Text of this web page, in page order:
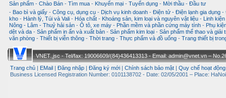
Sản phẩm - Chào Bán - Tìm mua - Khuyến mại - Tuyển dụng - Mời thầu - Đầu tư
- Bao bì và giấy - Công cụ, dụng cụ - Dịch vụ kinh doanh - Điện tử - Điện lạnh gia dụng -
kho - Hành lý, Túi và Vali - Hóa chất - Khoáng sản, kim loại và nguyên vật liệu -
Linh
Nông - Lâm - Thuỷ hải sản - Ô tô, xe máy - Phần mềm và phần cứng máy tính - Phụ
dệt và da - Sản phẩm in ấn và xuất bản - Sản phẩm kim loại - Sản phẩm thể thao và giải
văn phòng - Thiết bị viễn thông - Thời trang - Thực phẩm và đồ uống - Trang thiết bị
VNET.,jsc - Tel/fax: 19006609/(84)436413313 - Email: admin@vnet.vn –
Trang chủ
EMail Đăng nhập Đăng ký mới Chính sách bảo mật Quy chế hoạt động
Business Licensed Registration Number: 0101138702 - Date: 02/05/2001 – Place: